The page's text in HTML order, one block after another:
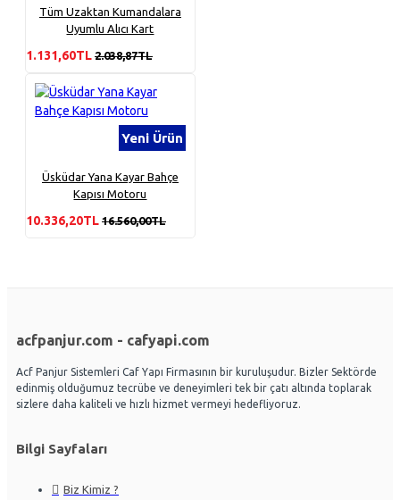
Tüm Uzaktan Kumandalara
Uyumlu Alıcı Kart
1.131,60TL 2.038,87TL
Yeni Ürün
Üsküdar Yana Kayar Bahçe
Kapısı Motoru
10.336,20TL 16.560,00TL
acfpanjur.com - cafyapi.com
Acf Panjur Sistemleri Caf Yapı Firmasının bir kuruluşudur. Bizler Sektörde
edinmiş olduğumuz tecrübe ve deneyimleri tek bir çatı altında toplarak
sizlere daha kaliteli ve hızlı hizmet vermeyi hedefliyoruz.
Bilgi Sayfaları
Biz Kimiz ?